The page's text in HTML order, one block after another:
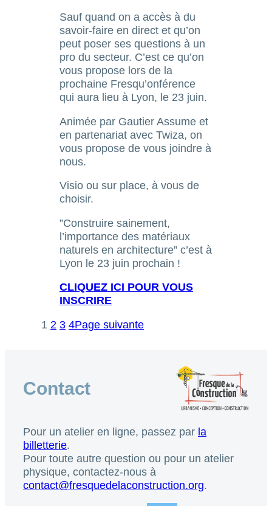
Sauf quand on a accès à du
savoir-faire en direct et qu’on
peut poser ses questions à un
pro du secteur. C’est ce qu’on
vous propose lors de la
prochaine Fresqu’onférence
qui aura lieu à Lyon, le 23 juin.
Animée par Gautier Assume et
en partenariat avec Twiza, on
vous propose de vous joindre à
nous.​
Visio ou sur place, à vous de
choisir.​
​”Construire sainement,
l’importance des matériaux
naturels en architecture” c’est à
Lyon le 23 juin prochain !
CLIQUEZ ICI POUR VOUS
INSCRIRE
1 2 3 4Page suivante
Contact
Pour un atelier en ligne, passez par la
billetterie.
Pour toute autre question ou pour un atelier
physique, contactez-nous à
contact@fresquedelaconstruction.org.